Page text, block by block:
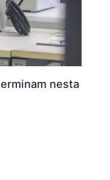
nesta